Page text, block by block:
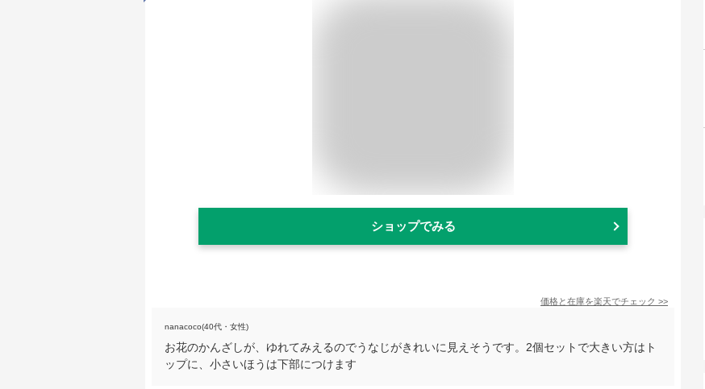
ショップでみる
価格と在庫を楽天でチェック >>
nanacoco(40代・女性)
お花のかんざしが、ゆれてみえるのでうなじがきれいに見えそうです。2個セットで大きい方はト
ップに、小さいほうは下部につけます